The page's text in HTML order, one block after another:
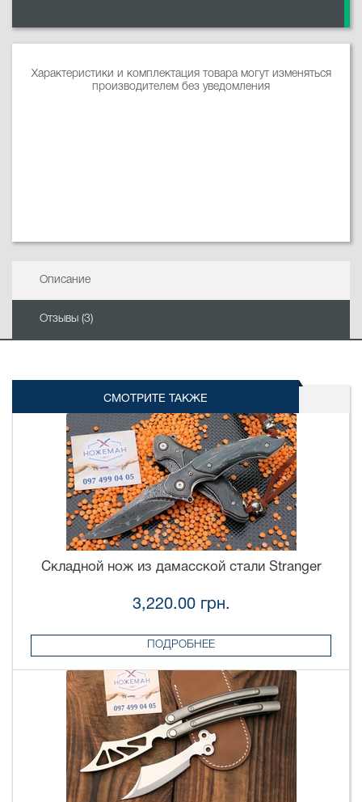
Характеристики и комплектация товара могут изменяться
производителем без уведомления
Описание
Отзывы (3)
СМОТРИТЕ ТАКЖЕ
Складной нож из дамасской стали Stranger
3,220.00 грн.
ПОДРОБНЕЕ